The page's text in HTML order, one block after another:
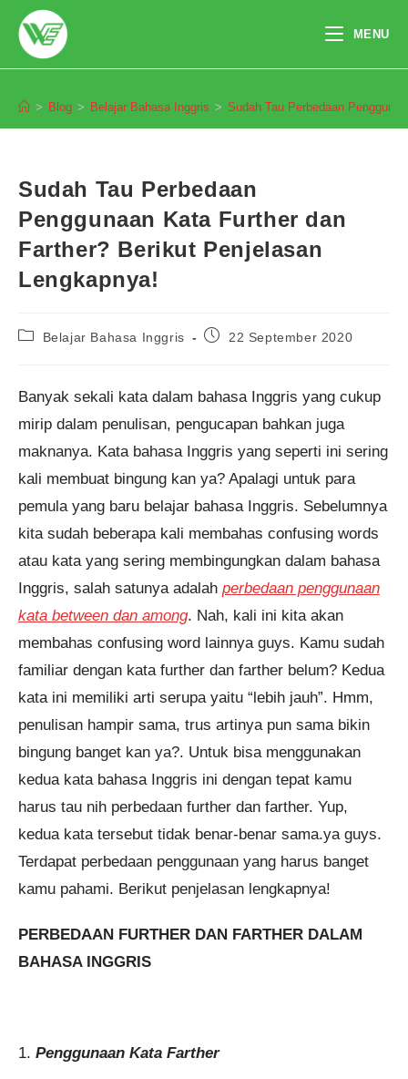
content
MENU
> Blog > Belajar Bahasa Inggris > Sudah Tau Perbedaan
Sudah Tau Perbedaan
Penggunaan Kata Further dan
Farther? Berikut Penjelasan
Lengkapnya!
PostBelajar Bahasa Inggris
Post22 September 2020
Banyak sekali kata dalam bahasa Inggris yang cukup
mirip dalam penulisan, pengucapan bahkan juga
maknanya. Kata bahasa Inggris yang seperti ini sering
kali membuat bingung kan ya? Apalagi untuk para
pemula yang baru belajar bahasa Inggris. Sebelumnya
kita sudah beberapa kali membahas confusing words
atau kata yang sering membingungkan dalam bahasa
Inggris, salah satunya adalah perbedaan penggunaan
kata between dan among. Nah, kali ini kita akan
membahas confusing word lainnya guys. Kamu sudah
familiar dengan kata further dan farther belum? Kedua
kata ini memiliki arti serupa yaitu “lebih jauh”. Hmm,
penulisan hampir sama, trus artinya pun sama bikin
bingung banget kan ya?. Untuk bisa menggunakan
kedua kata bahasa Inggris ini dengan tepat kamu
harus tau nih perbedaan further dan farther. Yup,
kedua kata tersebut tidak benar-benar sama.ya guys.
Terdapat perbedaan penggunaan yang harus banget
kamu pahami. Berikut penjelasan lengkapnya!
PERBEDAAN FURTHER DAN FARTHER DALAM
BAHASA INGGRIS
1. Penggunaan Kata Farther